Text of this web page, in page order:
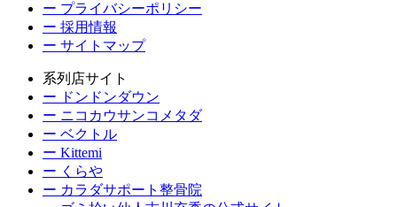
ー プライバシーポリシー
ー 採用情報
ー サイトマップ
系列店サイト
ー ドンドンダウン
ー ニコカウサンコメタダ
ー ベクトル
ー Kittemi
ー くらや
ー カラダサポート整骨院